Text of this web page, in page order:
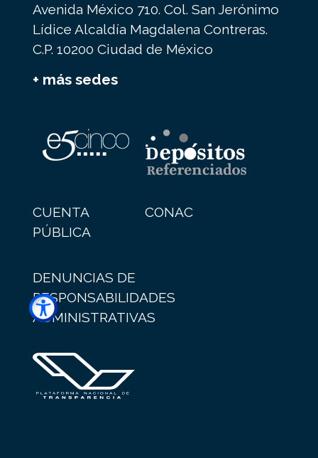
Avenida México 710. Col. San Jerónimo
Lídice Alcaldía Magdalena Contreras.
C.P. 10200 Ciudad de México
+ más sedes
CUENTA
PÚBLICA
CONAC
DENUNCIAS DE
RESPONSABILIDADES
ADMINISTRATIVAS